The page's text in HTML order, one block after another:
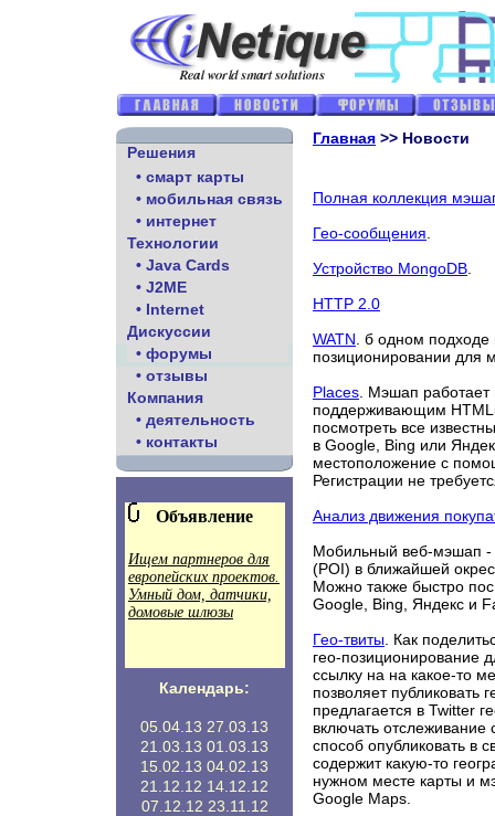
Решения
• смарт карты
• мобильная связь
• интернет
Технологии
• Java Cards
• J2ME
• Internet
Дискуссии
• форумы
• отзывы
Компания
• деятельность
• контакты
Объявление
Ищем партнеров для
европейских проектов.
Умный дом, датчики,
домовые шлюзы
Календарь:
05.04.13 27.03.13
21.03.13 01.03.13
15.02.13 04.02.13
21.12.12 14.12.12
07.12.12 23.11.12
Главная >> Новости
Полная коллекция
Гео-сообщения
Устройство MongoDB
HTTP 2.0
WATN . б одном
позиционировании для
Places . Мэшап
поддерживающим
посмотреть все
в Google, Bing или
местоположение с
Регистрации не
Анализ движения
Мобильный веб-мэшап -
(POI) в ближайшей
Можно также быстро
Google, Bing, Яндекс и
Гео-твиты . Как
гео-позиционирование
ссылку на на какое-то
позволяет публиковать
предлагается в Twitter
включать отслеживание
способ опубликовать в
содержит какую-то
нужном месте карты и
Google Maps.